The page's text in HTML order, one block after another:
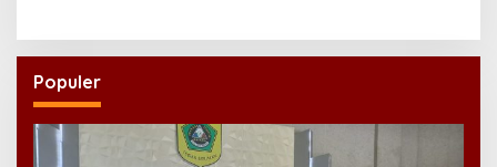
Populer